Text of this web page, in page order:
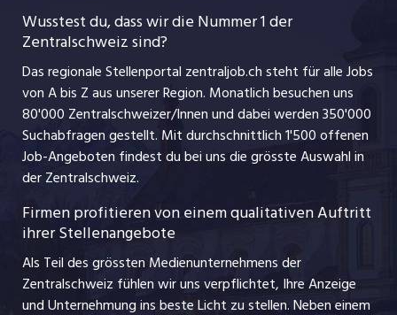
Führungspositionen
Jobline
schaffu.ch (VS)
ajourjob.ch
Wusstest du, dass wir die Nummer 1 der
Zentralschweiz sind?
Das regionale Stellenportal zentraljob.ch steht für alle Jobs
von A bis Z aus unserer Region. Monatlich besuchen uns
80'000 Zentralschweizer/Innen und dabei werden 350'000
Suchabfragen gestellt. Mit durchschnittlich 1'500 offenen
Job-Angeboten findest du bei uns die grösste Auswahl in
der Zentralschweiz.
Firmen profitieren von einem qualitativen Auftritt
ihrer Stellenangebote
Als Teil des grössten Medienunternehmens der
Zentralschweiz fühlen wir uns verpflichtet, Ihre Anzeige
und Unternehmung ins beste Licht zu stellen. Neben einem